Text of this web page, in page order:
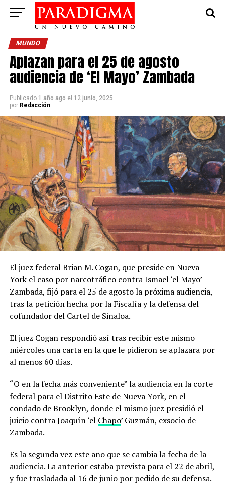
MUNDO
Aplazan para el 25 de agosto
audiencia de ‘El Mayo’ Zambada
Publicado 1 año ago el 12 junio, 2025
por Redacción
El juez federal Brian M. Cogan, que preside en Nueva
York el caso por narcotráfico contra Ismael ‘el Mayo’
Zambada, fijó para el 25 de agosto la próxima audiencia,
tras la petición hecha por la Fiscalía y la defensa del
cofundador del Cartel de Sinaloa.
El juez Cogan respondió así tras recibir este mismo
miércoles una carta en la que le pidieron se aplazara por
al menos 60 días.
“O en la fecha más conveniente” la audiencia en la corte
federal para el Distrito Este de Nueva York, en el
condado de Brooklyn, donde el mismo juez presidió el
juicio contra Joaquín ‘el Chapo’ Guzmán, exsocio de
Zambada.
Es la segunda vez este año que se cambia la fecha de la
audiencia. La anterior estaba prevista para el 22 de abril,
y fue trasladada al 16 de junio por pedido de su defensa.